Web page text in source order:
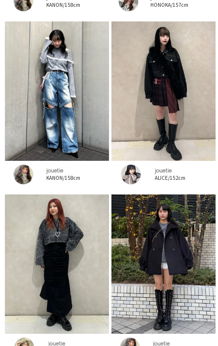
KANON/158cm
HONOKA/157cm
jouetie
KANON/158cm
jouetie
ALICE/152cm
jouetie jouetie